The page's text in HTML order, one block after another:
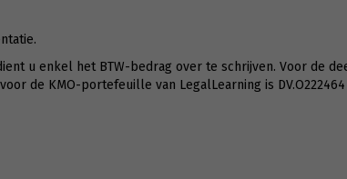
u enkel het BTW-bedrag over te schrijven. Voor de
de KMO-portefeuille van LegalLearning is DV.O222464